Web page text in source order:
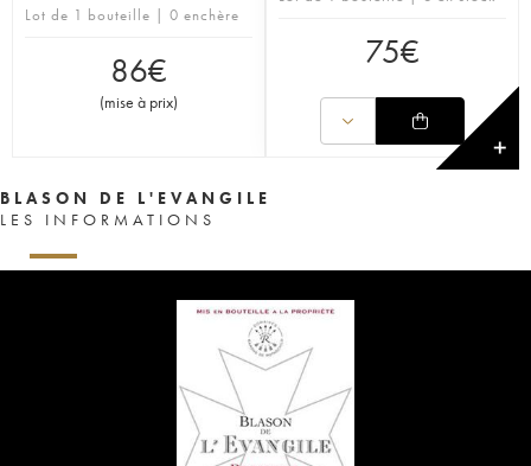
Lot de 1 bouteille | 0 enchère
86€
(mise à prix)
75€
✕
BLASON DE L'EVANGILE
LES INFORMATIONS